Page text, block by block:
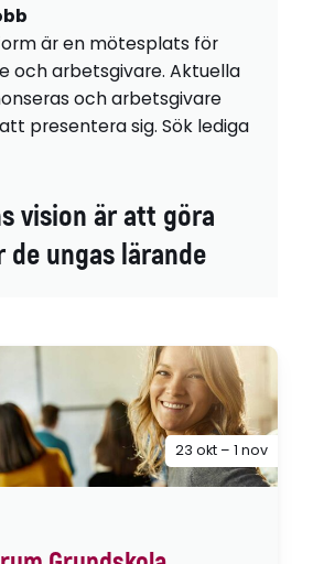
är en mötesplats för
och arbetsgivare. Aktuella
och arbetsgivare
presentera sig. Sök lediga
vision är att göra
ungas lärande
23 okt – 1 nov